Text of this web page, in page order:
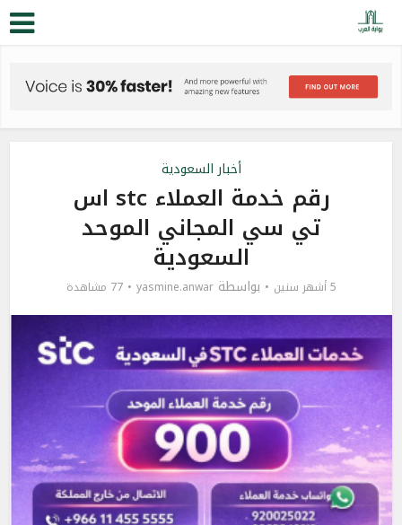
أخبار السعودية
رقم خدمة العملاء stc اس
تي سي المجاني الموحد
السعودية
5 أشهر سنين بواسطةyasmine.anwar 77 مشاهدة